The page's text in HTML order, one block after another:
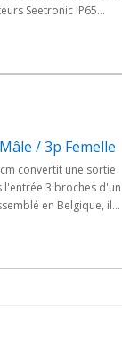
Seetronic IP65
aux intempéries en
événementiels et
/ 3p Femelle
convertit une sortie
l'entrée 3 broches d'un
en Belgique, il
IP65
Idéal pour